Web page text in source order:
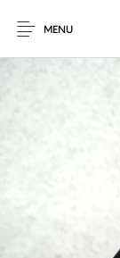
MENU